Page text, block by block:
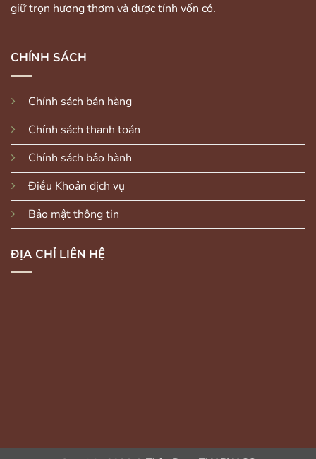
giữ trọn hương thơm và dược tính vốn có.
CHÍNH SÁCH
Chính sách bán hàng
Chính sách thanh toán
Chính sách bảo hành
Điều Khoản dịch vụ
Bảo mật thông tin
ĐỊA CHỈ LIÊN HỆ